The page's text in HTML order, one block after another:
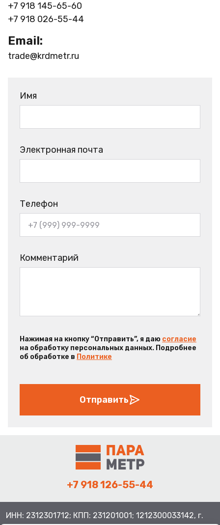
+7 918 145-65-60
+7 918 026-55-44
Email:
trade@krdmetr.ru
Имя
Электронная почта
Телефон
Комментарий
Нажимая на кнопку “Отправить”, я даю согласие
на обработку персональных данных. Подробнее
об обработке в Политике
Отправить
+7 918 126-55-44
ИНН: 2312301712; КПП: 231201001; 1212300033142, г.